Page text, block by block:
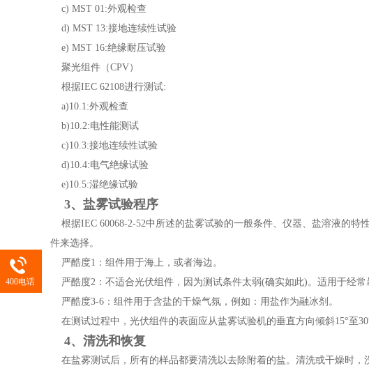
c) MST 01:外观检查
d) MST 13:接地连续性试验
e) MST 16:绝缘耐压试验
聚光组件（CPV）
根据IEC 62108进行测试:
a)10.1:外观检查
b)10.2:电性能测试
c)10.3:接地连续性试验
d)10.4:电气绝缘试验
e)10.5:湿绝缘试验
3、盐雾试验程序
根据IEC 60068-2-52中所述的盐雾试验的一般条件、仪器、盐溶液的特
件来选择。
严酷度1：组件用于海上，或者海边。
严酷度2：不适合光伏组件，因为测试条件太弱(确实如此)。适用于经
严酷度3-6：组件用于含盐的干燥气氛，例如：用盐作为融冰剂。
在测试过程中，光伏组件的表面应从盐雾试验机的垂直方向倾斜15°至
4、清洗和恢复
在盐雾测试后，所有的样品都要清洗以去除附着的盐。清洗或干燥时
400电话